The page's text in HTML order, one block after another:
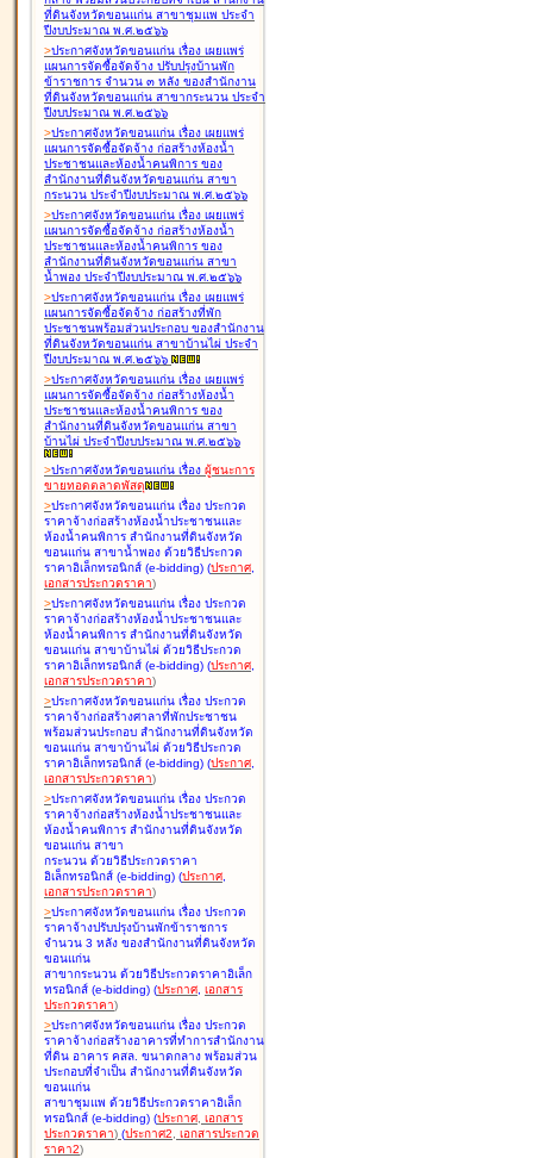
ที่ดินจังหวัดขอนแก่น สาขาชุมแพ ประจำ
ปีงบประมาณ พ.ศ.๒๕๖๖
>ประกาศจังหวัดขอนแก่น เรื่อง เผยแพร่
แผนการจัดซื้อจัดจ้าง ปรับปรุงบ้านพัก
ข้าราชการ จำนวน ๓ หลัง ของสำนักงาน
ที่ดินจังหวัดขอนแก่น สาขากระนวน ประจำ
ปีงบประมาณ พ.ศ.๒๕๖๖
>ประกาศจังหวัดขอนแก่น เรื่อง เผยแพร่
แผนการจัดซื้อจัดจ้าง ก่อสร้างห้องน้ำ
ประชาชนและห้องน้ำคนพิการ ของ
สำนักงานที่ดินจังหวัดขอนแก่น สาขา
กระนวน ประจำปีงบประมาณ พ.ศ.๒๕๖๖
>ประกาศจังหวัดขอนแก่น เรื่อง เผยแพร่
แผนการจัดซื้อจัดจ้าง ก่อสร้างห้องน้ำ
ประชาชนและห้องน้ำคนพิการ ของ
สำนักงานที่ดินจังหวัดขอนแก่น สาขา
น้ำพอง ประจำปีงบประมาณ พ.ศ.๒๕๖๖
>ประกาศจังหวัดขอนแก่น เรื่อง เผยแพร่
แผนการจัดซื้อจัดจ้าง ก่อสร้างที่พัก
ประชาชนพร้อมส่วนประกอบ ของสำนักงาน
ที่ดินจังหวัดขอนแก่น สาขาบ้านไผ่ ประจำ
ปีงบประมาณ พ.ศ.๒๕๖๖
>ประกาศจังหวัดขอนแก่น เรื่อง เผยแพร่
แผนการจัดซื้อจัดจ้าง ก่อสร้างห้องน้ำ
ประชาชนและห้องน้ำคนพิการ ของ
สำนักงานที่ดินจังหวัดขอนแก่น สาขา
บ้านไผ่ ประจำปีงบประมาณ พ.ศ.๒๕๖๖
>ประกาศจังหวัดขอนแก่น เรื่อง ผู้ชนะการ
ขายทอดตลาดพัสดุ
>ประกาศจังหวัดขอนแก่น เรื่อง ประกวด
ราคาจ้างก่อสร้างห้องน้ำประชาชนและ
ห้องน้ำคนพิการ สำนักงานที่ดินจังหวัด
ขอนแก่น สาขาน้ำพอง ด้วยวิธีประกวด
ราคาอิเล็กทรอนิกส์ (e-bidding) (ประกาศ,
เอกสารประกวดราคา)
>ประกาศจังหวัดขอนแก่น เรื่อง ประกวด
ราคาจ้างก่อสร้างห้องน้ำประชาชนและ
ห้องน้ำคนพิการ สำนักงานที่ดินจังหวัด
ขอนแก่น สาขาบ้านไผ่ ด้วยวิธีประกวด
ราคาอิเล็กทรอนิกส์ (e-bidding) (ประกาศ,
เอกสารประกวดราคา)
>ประกาศจังหวัดขอนแก่น เรื่อง ประกวด
ราคาจ้างก่อสร้างศาลาที่พักประชาชน
พร้อมส่วนประกอบ สำนักงานที่ดินจังหวัด
ขอนแก่น สาขาบ้านไผ่ ด้วยวิธีประกวด
ราคาอิเล็กทรอนิกส์ (e-bidding) (ประกาศ,
เอกสารประกวดราคา)
>ประกาศจังหวัดขอนแก่น เรื่อง ประกวด
ราคาจ้างก่อสร้างห้องน้ำประชาชนและ
ห้องน้ำคนพิการ สำนักงานที่ดินจังหวัด
ขอนแก่น สาขา
กระนวน ด้วยวิธีประกวดราคา
อิเล็กทรอนิกส์ (e-bidding) (ประกาศ,
เอกสารประกวดราคา)
>ประกาศจังหวัดขอนแก่น เรื่อง ประกวด
ราคาจ้างปรับปรุงบ้านพักข้าราชการ
จำนวน 3 หลัง ของสำนักงานที่ดินจังหวัด
ขอนแก่น
สาขากระนวน ด้วยวิธีประกวดราคาอิเล็ก
ทรอนิกส์ (e-bidding) (ประกาศ, เอกสาร
ประกวดราคา)
>ประกาศจังหวัดขอนแก่น เรื่อง ประกวด
ราคาจ้างก่อสร้างอาคารที่ทำการสำนักงาน
ที่ดิน อาคาร คสล. ขนาดกลาง พร้อมส่วน
ประกอบที่จำเป็น สำนักงานที่ดินจังหวัด
ขอนแก่น
สาขาชุมแพ ด้วยวิธีประกวดราคาอิเล็ก
ทรอนิกส์ (e-bidding) (ประกาศ, เอกสาร
ประกวดราคา) (ประกาศ2, เอกสารประกวด
ราคา2)